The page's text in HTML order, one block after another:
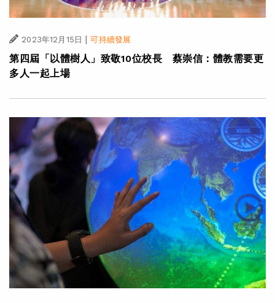
2023年12月15日 | 可持續發展
第四屆「以體樹人」致敬10位校長 蔡崇信：體教需要更
多人一起上場